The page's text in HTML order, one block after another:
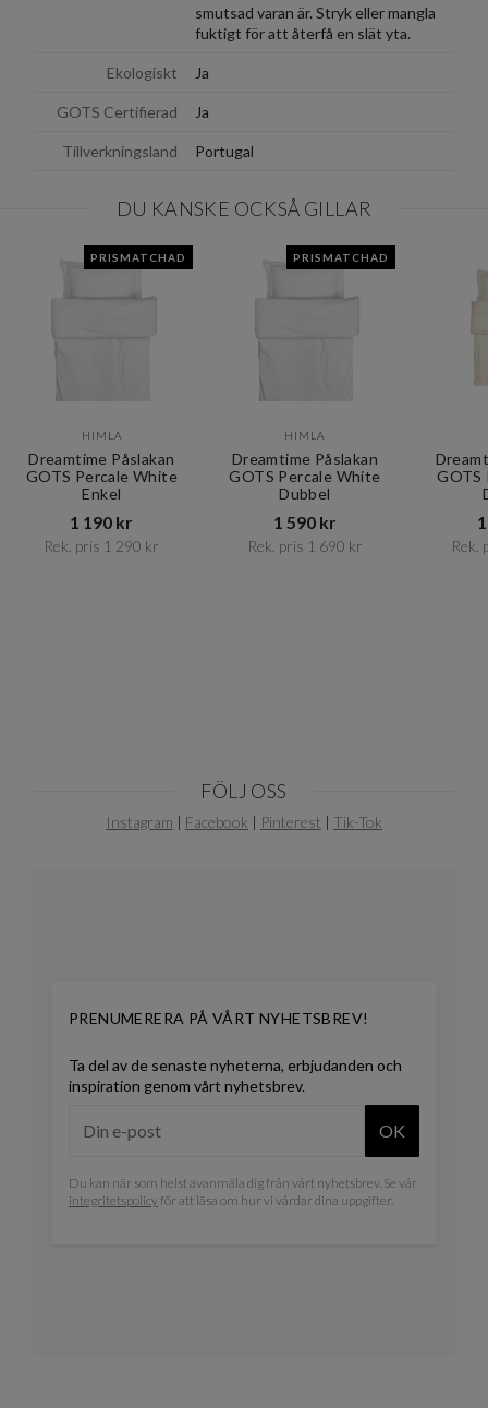
smutsad varan är. Stryk eller mangla
fuktigt för att återfå en slät yta.
Ekologiskt Ja
GOTS Certifierad Ja
Tillverkningsland Portugal
DU KANSKE OCKSÅ GILLAR
PRISMATCHAD
HIMLA
Dreamtime Påslakan
GOTS Percale White
Enkel
1 190 kr​​
Rek. pris 1 290 kr​​
PRISMATCHAD
HIMLA
Dreamtime Påslakan
GOTS Percale White
Dubbel
1 590 kr​​
Rek. pris 1 690 kr​​
GOTS
Rek.
FÖLJ OSS
Instagram | Facebook | Pinterest | Tik-Tok
PRENUMERERA PÅ VÅRT NYHETSBREV!
Ta del av de senaste nyheterna, erbjudanden och
inspiration genom vårt nyhetsbrev.
OK
Du kan när som helst avanmäla dig från vårt nyhetsbrev. Se vår
integritetspolicyför att läsa om hur vi vårdar dina uppgifter.